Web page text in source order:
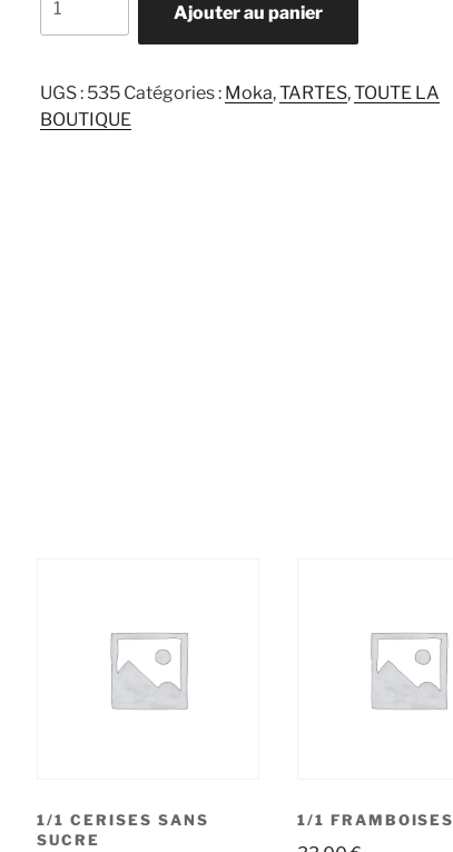
de
Ajouter au panier
UGS : 535 Catégories : Moka,TARTES,TOUTE LA
BOUTIQUE
1/1 CERISES SANS
SUCRE
1/1 FRAMBOISES